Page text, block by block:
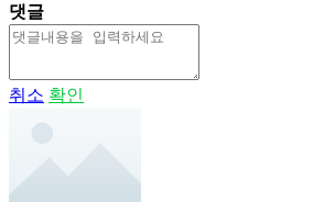
댓글
취소 확인